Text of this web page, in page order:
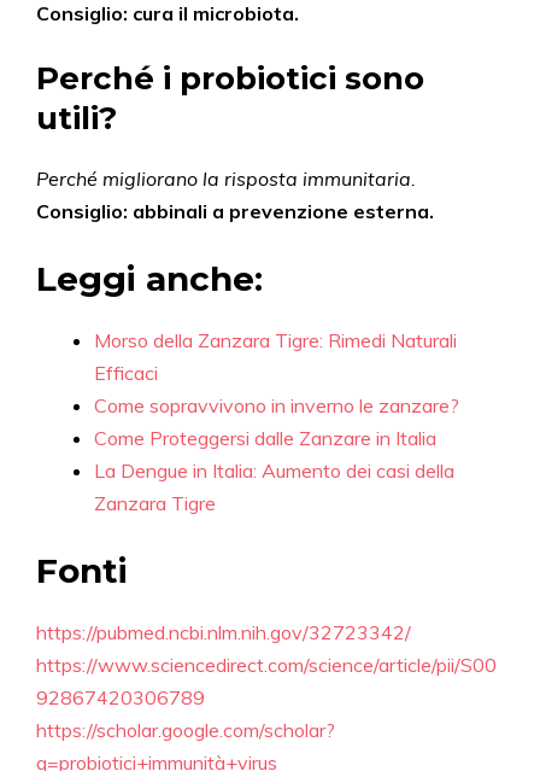
Consiglio: cura il microbiota.
Perché i probiotici sono
utili?
Perché migliorano la risposta immunitaria.
Consiglio: abbinali a prevenzione esterna.
Leggi anche:
Morso della Zanzara Tigre: Rimedi Naturali
Efficaci
Come sopravvivono in inverno le zanzare?
Come Proteggersi dalle Zanzare in Italia
La Dengue in Italia: Aumento dei casi della
Zanzara Tigre
Fonti
https://pubmed.ncbi.nlm.nih.gov/32723342/
https://www.sciencedirect.com/science/article/pii/S00
92867420306789
https://scholar.google.com/scholar?
q=probiotici+immunità+virus